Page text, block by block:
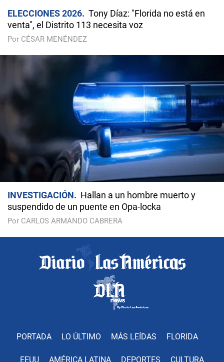
ELECCIONES 2026
Tony Díaz: "Florida no está en
venta", el Distrito 113 necesita voz
Por CÉSAR MENÉNDEZ
INVESTIGACIÓN
Hallan a un hombre muerto y
suspendido de un puente en Opa-locka
Por CARLOS ARMANDO CABRERA
PORTADA LO ÚLTIMO MÁS LEÍDAS FLORIDA
EEUU AMÉRICA LATINA DEPORTES CULTURA